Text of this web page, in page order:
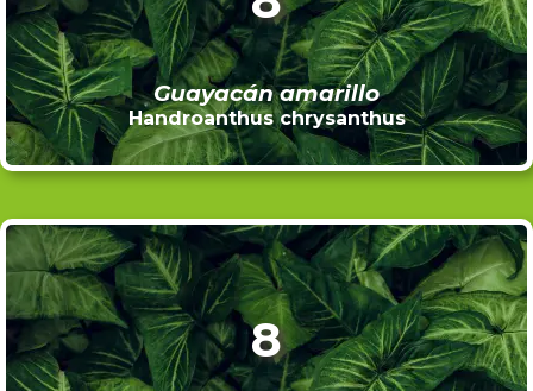
Guayacán amarillo
Handroanthus chrysanthus
8